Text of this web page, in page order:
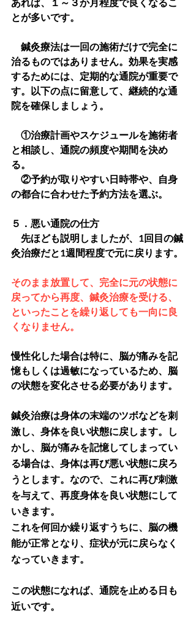
とが多いです。
鍼灸療法は一回の施術だけで完全に
治るものではありません。効果を実感
するためには、定期的な通院が重要で
す。以下の点に留意して、継続的な通
院を確保しましょう。
①治療計画やスケジュールを施術者
と相談し、通院の頻度や期間を決め
る。
②予約が取りやすい日時帯や、自身
の都合に合わせた予約方法を選ぶ。
５．悪い通院の仕方
先ほども説明しましたが、1回目の鍼
灸治療だと1週間程度で元に戻ります。
そのまま放置して、完全に元の状態に
戻ってから再度、鍼灸治療を受ける、
といったことを繰り返しても一向に良
くなりません。
慢性化した場合は特に、脳が痛みを記
憶もしくは過敏になっているため、脳
の状態を変化させる必要があります。
鍼灸治療は身体の末端のツボなどを刺
激し、身体を良い状態に戻します。し
かし、脳が痛みを記憶してしまってい
る場合は、身体は再び悪い状態に戻ろ
うとします。なので、これに再び刺激
を与えて、再度身体を良い状態にして
いきます。
これを何回か繰り返すうちに、脳の機
能が正常となり、症状が元に戻らなく
なっていきます。
この状態になれば、通院を止める日も
近いです。